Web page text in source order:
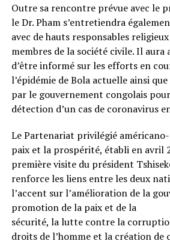
Outre sa rencontre prévue avec le
le Dr. Pham s’entretiendra
avec de hauts responsables
membres de la société civile. Il aura
d’être informé sur les efforts en
l’épidémie de Bola actuelle ainsi
par le gouvernement congolais
détection d’un cas de coronavirus
Le Partenariat privilégié
paix et la prospérité, établi en avril
première visite du président
renforce les liens entre les deux
l’accent sur l’amélioration de la
promotion de la paix et de la
sécurité, la lutte contre la
droits de l’homme et la création de